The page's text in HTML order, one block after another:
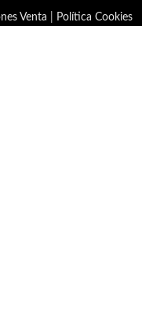
Venta Política Cookies